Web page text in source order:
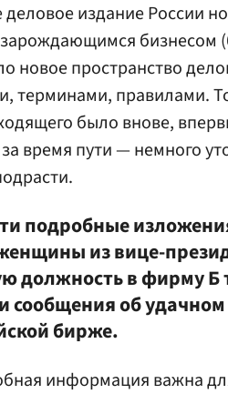
деловое издание России
бизнесом
новое пространство
терминами, правилами.
было внове,
время пути — немного
подробные
из вице-
должность в фирму Б
сообщения об
бирже.
информация важна